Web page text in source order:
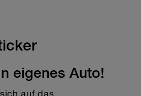
eigenes Auto!
auf das
Ich bestätige, dass
von mir ausgewählten
Schriftarten,